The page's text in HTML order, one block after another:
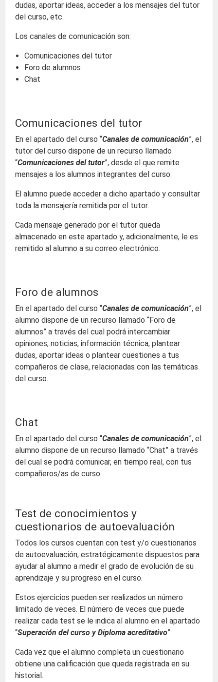
dudas, aportar ideas, acceder a los mensajes del tutor
del curso, etc.
Los canales de comunicación son:
Comunicaciones del tutor
Foro de alumnos
Chat
Comunicaciones del tutor
En el apartado del curso “Canales de comunicación”, el
tutor del curso dispone de un recurso llamado
“Comunicaciones del tutor”, desde el que remite
mensajes a los alumnos integrantes del curso.
El alumno puede acceder a dicho apartado y consultar
toda la mensajería remitida por el tutor.
Cada mensaje generado por el tutor queda
almacenado en este apartado y, adicionalmente, le es
remitido al alumno a su correo electrónico.
Foro de alumnos
En el apartado del curso “Canales de comunicación”, el
alumno dispone de un recurso llamado “Foro de
alumnos” a través del cual podrá intercambiar
opiniones, noticias, información técnica, plantear
dudas, aportar ideas o plantear cuestiones a tus
compañeros de clase, relacionadas con las temáticas
del curso.
Chat
En el apartado del curso “Canales de comunicación”, el
alumno dispone de un recurso llamado “Chat” a través
del cual se podrá comunicar, en tiempo real, con tus
compañeros/as de curso.
Test de conocimientos y
cuestionarios de autoevaluación
Todos los cursos cuentan con test y/o cuestionarios
de autoevaluación, estratégicamente dispuestos para
ayudar al alumno a medir el grado de evolución de su
aprendizaje y su progreso en el curso.
Estos ejercicios pueden ser realizados un número
limitado de veces. El número de veces que puede
realizar cada test se le indica al alumno en el apartado
“Superación del curso y Diploma acreditativo”.
Cada vez que el alumno completa un cuestionario
obtiene una calificación que queda registrada en su
historial.